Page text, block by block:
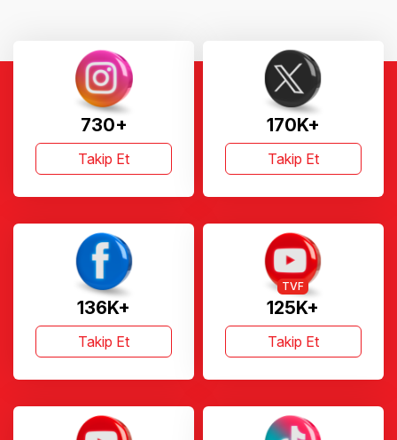
730+
Takip Et
170K+
Takip Et
136K+
Takip Et
125K+
TVF
Takip Et